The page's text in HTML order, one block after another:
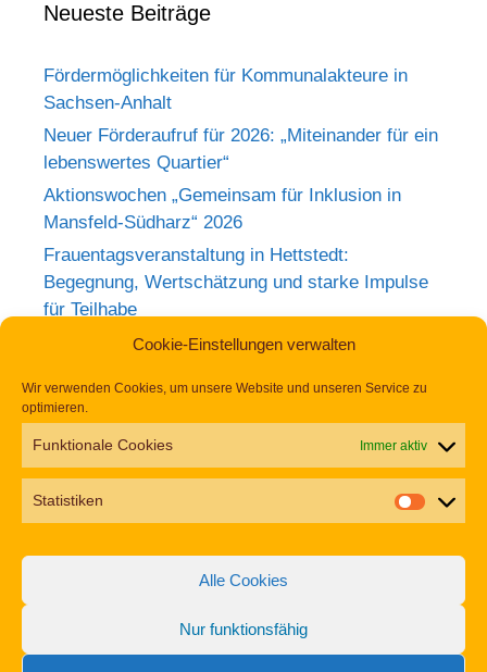
Cookie-Einstellungen verwalten
Wir verwenden Cookies, um unsere Website und unseren Service zu
optimieren.
Funktionale Cookies Immer aktiv
Statistiken
Alle Cookies
Nur funktionsfähig
Neueste Beiträge
Fördermöglichkeiten für Kommunalakteure in
Sachsen-Anhalt
Neuer Förderaufruf für 2026: „Miteinander für ein
lebenswertes Quartier“
Aktionswochen „Gemeinsam für Inklusion in
Mansfeld-Südharz“ 2026
Frauentagsveranstaltung in Hettstedt:
Begegnung, Wertschätzung und starke Impulse
für Teilhabe
Rückblick zum Weltkrebstag im Europa-
Tag der Begegnung 2026 – Jetzt anmelden und
dabei sein!
Aufruf zu den Aktionswochen „Gemeinsam für